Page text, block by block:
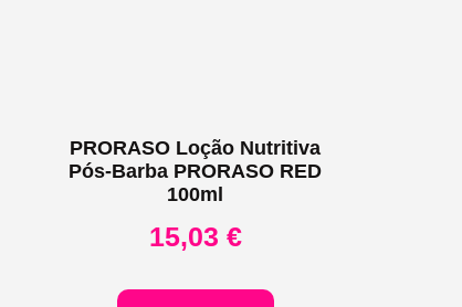
PRORASO Loção Nutritiva
Pós-Barba PRORASO RED
100ml
15,03 €